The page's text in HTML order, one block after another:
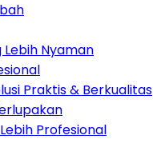
Nyaman
Praktis & Berkualitas
Profesional